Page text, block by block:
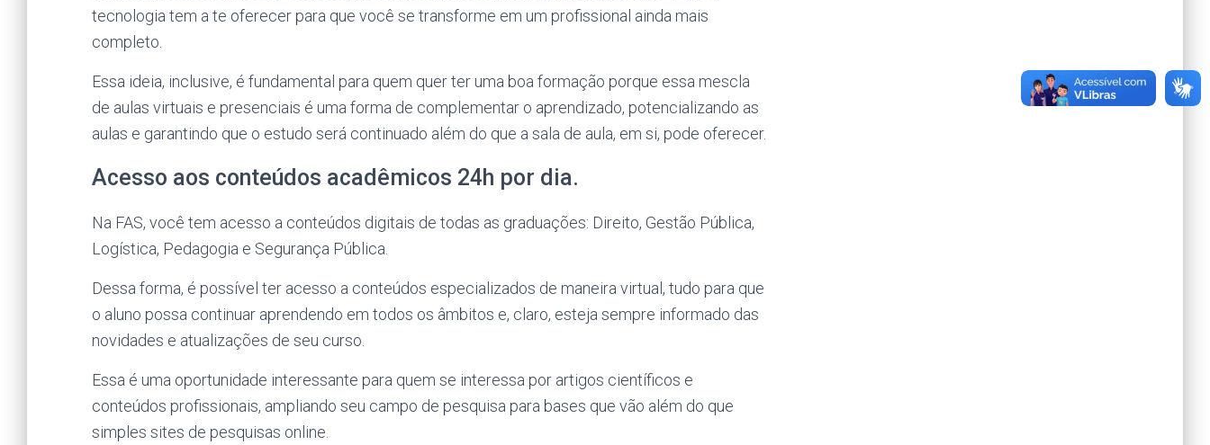
tecnologia tem a te oferecer para que você se transforme em um profissional ainda mais
completo.
Essa ideia, inclusive, é fundamental para quem quer ter uma boa formação porque essa mescla
de aulas virtuais e presenciais é uma forma de complementar o aprendizado, potencializando as
aulas e garantindo que o estudo será continuado além do que a sala de aula, em si, pode oferecer.
Acesso aos conteúdos acadêmicos 24h por dia.
Na FAS, você tem acesso a conteúdos digitais de todas as graduações: Direito, Gestão Pública,
Logística, Pedagogia e Segurança Pública.
Dessa forma, é possível ter acesso a conteúdos especializados de maneira virtual, tudo para que
o aluno possa continuar aprendendo em todos os âmbitos e, claro, esteja sempre informado das
novidades e atualizações de seu curso.
Essa é uma oportunidade interessante para quem se interessa por artigos científicos e
conteúdos profissionais, ampliando seu campo de pesquisa para bases que vão além do que
simples sites de pesquisas online.